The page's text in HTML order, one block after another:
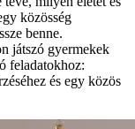
közösség
benne.
játszó gyermekek
feladatokhoz:
és egy közös